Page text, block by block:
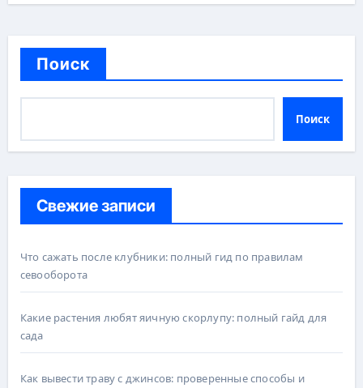
Поиск
Поиск
Свежие записи
Что сажать после клубники: полный гид по правилам
севооборота
Какие растения любят яичную скорлупу: полный гайд для
сада
Как вывести траву с джинсов: проверенные способы и